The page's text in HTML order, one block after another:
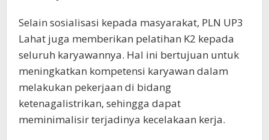
Selain sosialisasi kepada masyarakat, PLN UP3
Lahat juga memberikan pelatihan K2 kepada
seluruh karyawannya. Hal ini bertujuan untuk
meningkatkan kompetensi karyawan dalam
melakukan pekerjaan di bidang
ketenagalistrikan, sehingga dapat
meminimalisir terjadinya kecelakaan kerja.